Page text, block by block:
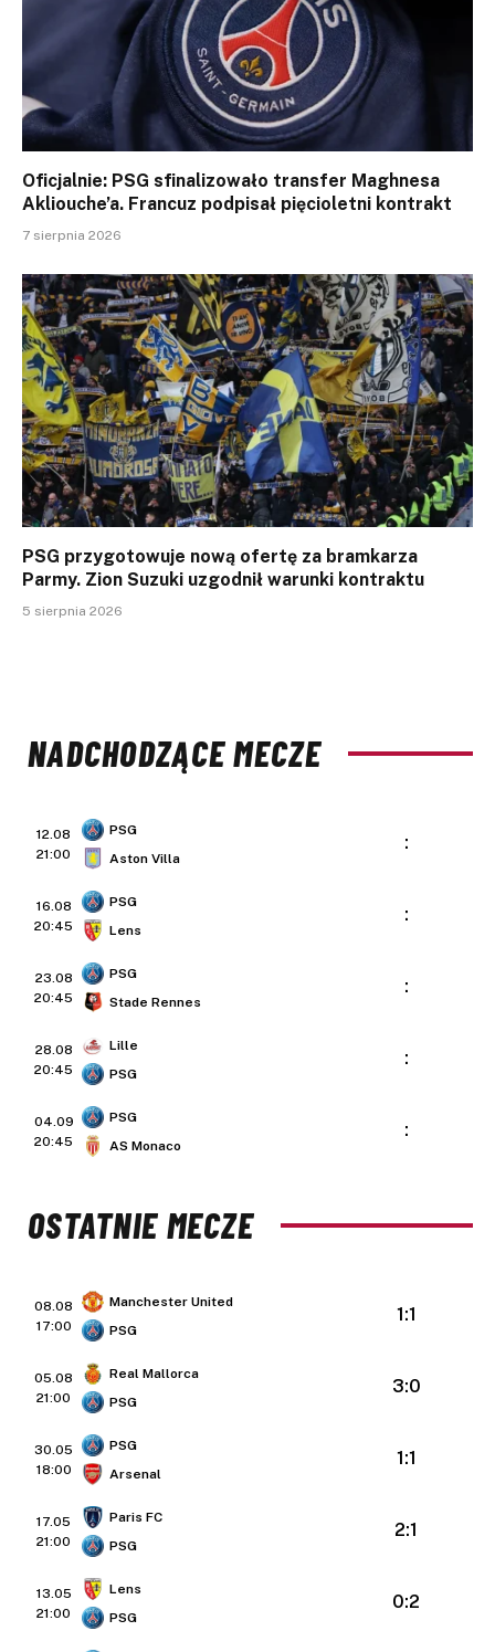
Oficjalnie: PSG sfinalizowało transfer Maghnesa
Akliouche’a. Francuz podpisał pięcioletni kontrakt
7 sierpnia 2026
PSG przygotowuje nową ofertę za bramkarza
Parmy. Zion Suzuki uzgodnił warunki kontraktu
5 sierpnia 2026
NADCHODZĄCE MECZE
12.08
21:00
PSG
Aston Villa
:
16.08
20:45
PSG
Lens
:
23.08
20:45
PSG
Stade Rennes
:
28.08
20:45
Lille
PSG
:
04.09
20:45
PSG
AS Monaco
:
OSTATNIE MECZE
08.08
17:00
Manchester United
PSG
1:1
05.08
21:00
Real Mallorca
PSG
3:0
30.05
18:00
PSG
Arsenal
1:1
17.05
21:00
Paris FC
PSG
2:1
13.05
21:00
Lens
PSG
0:2